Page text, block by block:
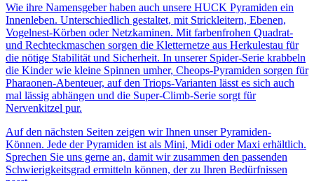
Wie ihre Namensgeber haben auch unsere HUCK Pyramiden ein
Innenleben. Unterschiedlich gestaltet, mit Strickleitern, Ebenen,
Vogelnest-Körben oder Netzkaminen. Mit farbenfrohen Quadrat-
und Rechteckmaschen sorgen die Kletternetze aus Herkulestau für
die nötige Stabilität und Sicherheit. In unserer Spider-Serie krabbeln
die Kinder wie kleine Spinnen umher, Cheops-Pyramiden sorgen für
Pharaonen-Abenteuer, auf den Triops-Varianten lässt es sich auch
mal lässig abhängen und die Super-Climb-Serie sorgt für
Nervenkitzel pur.
Auf den nächsten Seiten zeigen wir Ihnen unser Pyramiden-
Können. Jede der Pyramiden ist als Mini, Midi oder Maxi erhältlich.
Sprechen Sie uns gerne an, damit wir zusammen den passenden
Schwierigkeitsgrad ermitteln können, der zu Ihren Bedürfnissen